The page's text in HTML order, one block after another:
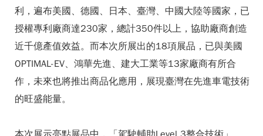
利，遍布美國、德國、日本、臺灣、中國大陸等國家，已
授權專利廠商達230家，總計350件以上，協助廠商創造
近千億產值效益。而本次所展出的18項展品，已與美國
OPTIMAL-EV、鴻華先進、建大工業等13家廠商有所合
作，未來也將推出商品化應用，展現臺灣在先進車電技術
的旺盛能量。